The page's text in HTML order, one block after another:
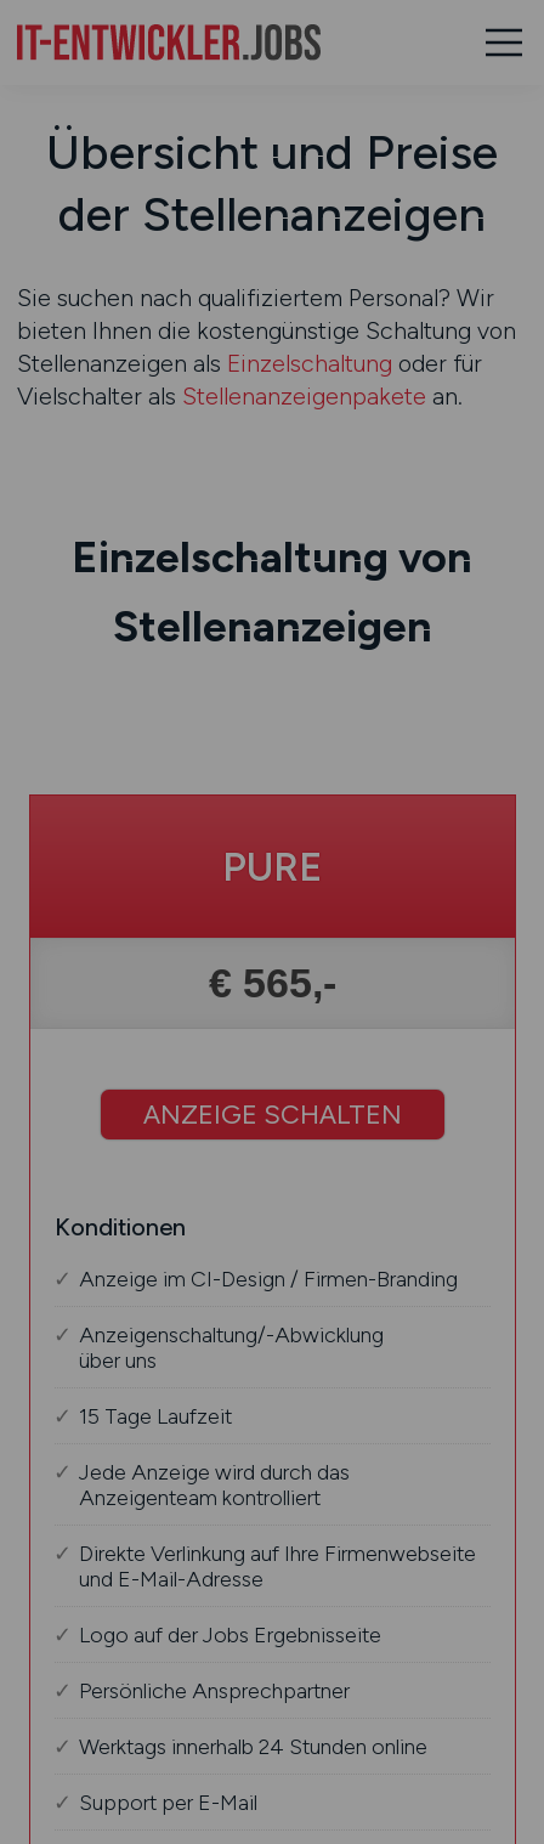
Übersicht und Preise
der Stellenanzeigen
Sie suchen nach qualifiziertem Personal? Wir
bieten Ihnen die kostengünstige Schaltung von
Stellenanzeigen als Einzelschaltung oder für
Vielschalter als Stellenanzeigenpakete an.
Einzelschaltung von
Stellenanzeigen
PURE
€ 565,-
ANZEIGE SCHALTEN
Konditionen
Anzeige im CI-Design / Firmen-Branding
Anzeigenschaltung/-Abwicklung
über uns
15 Tage Laufzeit
Jede Anzeige wird durch das
Anzeigenteam kontrolliert
Direkte Verlinkung auf Ihre Firmenwebseite
und E-Mail-Adresse
Logo auf der Jobs Ergebnisseite
Persönliche Ansprechpartner
Werktags innerhalb 24 Stunden online
Support per E-Mail